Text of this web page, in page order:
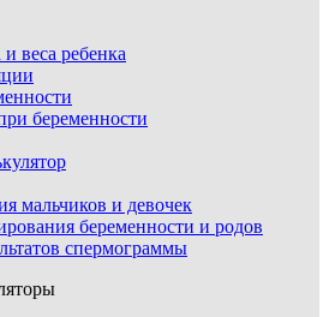
веса ребенка
беременности
мальчиков и девочек
беременности и родов
спермограммы